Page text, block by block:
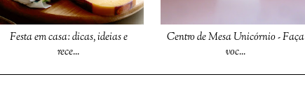
Festa em casa: dicas, ideias e
rece...
Centro de Mesa Unicórnio - Faça
voc...